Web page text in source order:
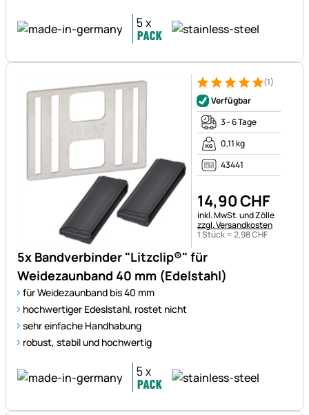
5x Bandverbinder "Litzclip®" für
Weidezaunband 40 mm (Edelstahl)
für Weidezaunband bis 40 mm
hochwertiger Edeslstahl, rostet nicht
sehr einfache Handhabung
robust, stabil und hochwertig
Bewertung: 5 von 5 (1
1 Bewertung
(1)
Verfügbar
3 - 6 Tage
0,11 kg
43441
14,90CHF
Steuerhinweis:
inkl. MwSt. und Zölle
zzgl. Versandkosten
1 Stück =2,98CHF